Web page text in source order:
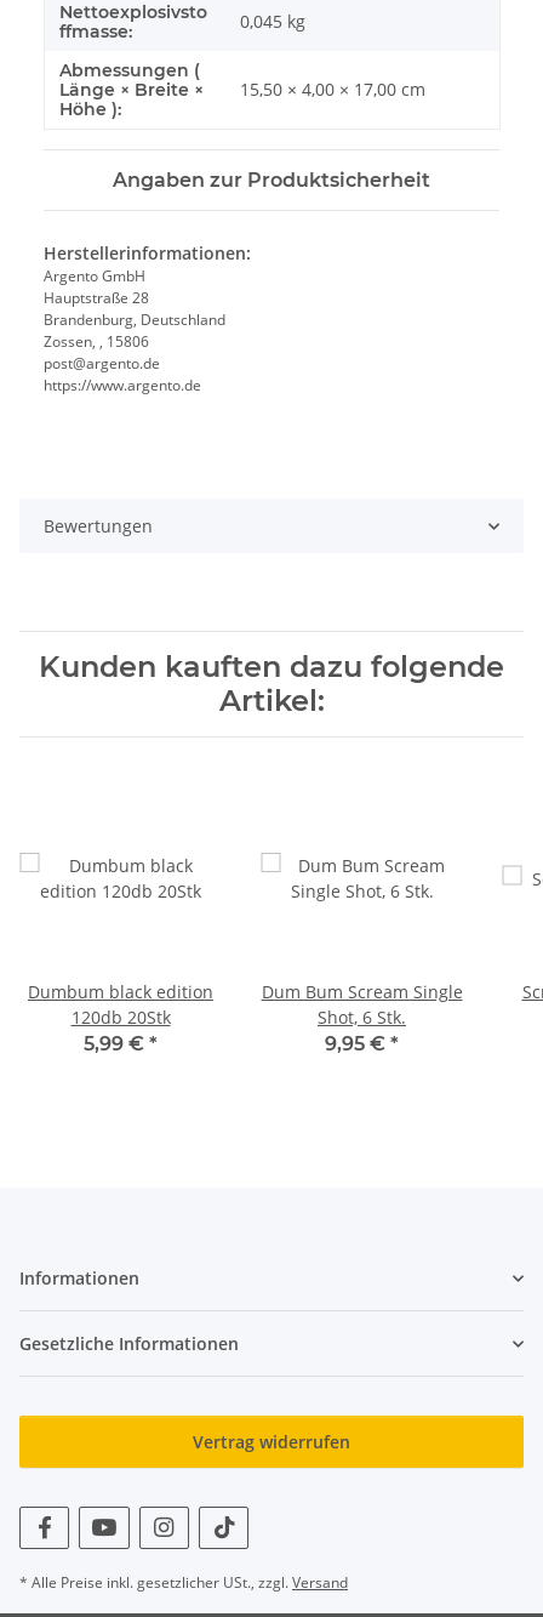
Nettoexplosivsto
ffmasse:
0,045 kg
Abmessungen (
Länge × Breite ×
Höhe ):
15,50 × 4,00 × 17,00 cm
Angaben zur Produktsicherheit
Herstellerinformationen:
Argento GmbH
Hauptstraße 28
Brandenburg, Deutschland
Zossen, , 15806
post@argento.de
https://www.argento.de
Bewertungen
Kunden kauften dazu folgende
Artikel:
Dumbum black edition
120db 20Stk
5,99 € *
Dum Bum Scream Single
Shot, 6 Stk.
9,95 € *
Informationen
Gesetzliche Informationen
Vertrag widerrufen
* Alle Preise inkl. gesetzlicher USt., zzgl.Versand